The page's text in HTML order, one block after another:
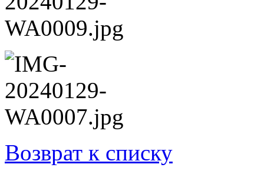
Возврат к списку